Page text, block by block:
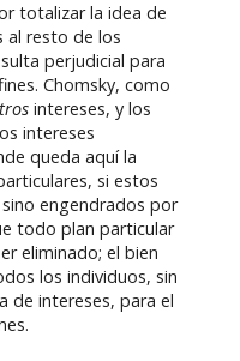
totalizar la idea de
al resto de los
perjudicial para
Chomsky, como
intereses, y los
intereses
queda aquí la
si estos
engendrados por
todo plan particular
eliminado; el bien
los individuos, sin
de intereses, para el